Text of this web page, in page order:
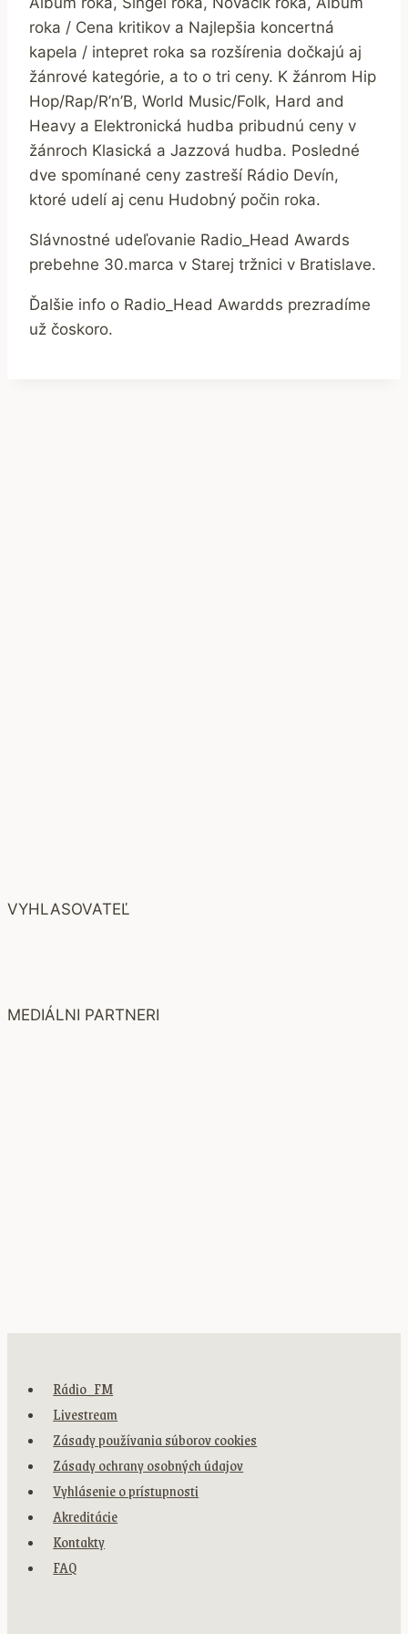
roka / Cena kritikov a Najlepšia koncertná
kapela / intepret roka sa rozšírenia dočkajú aj
žánrové kategórie, a to o tri ceny. K žánrom Hip
Hop/Rap/R’n’B, World Music/Folk, Hard and
Heavy a Elektronická hudba pribudnú ceny v
žánroch Klasická a Jazzová hudba. Posledné
dve spomínané ceny zastreší Rádio Devín,
ktoré udelí aj cenu Hudobný počin roka.
Slávnostné udeľovanie Radio_Head Awards
prebehne 30.marca v Starej tržnici v Bratislave.
Ďalšie info o Radio_Head Awardds prezradíme
už čoskoro.
VYHLASOVATEĽ
MEDIÁLNI PARTNERI
Rádio_FM
Livestream
Zásady používania súborov cookies
Zásady ochrany osobných údajov
Vyhlásenie o prístupnosti
Akreditácie
Kontakty
FAQ